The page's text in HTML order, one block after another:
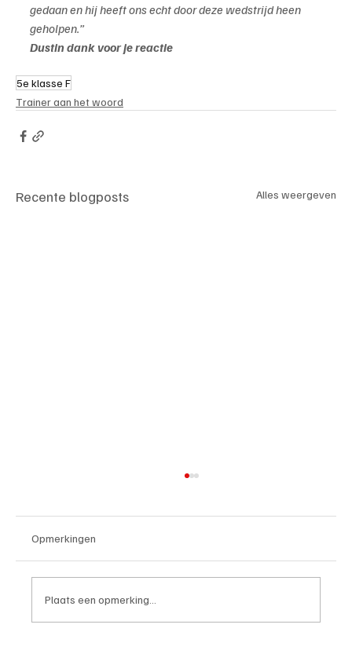
gedaan en hij heeft ons echt door deze wedstrijd heen
geholpen.”
Dustin dank voor je reactie
5e klasse F
Trainer aan het woord
Recente blogposts Alles weergeven
Opmerkingen
Plaats een opmerking...